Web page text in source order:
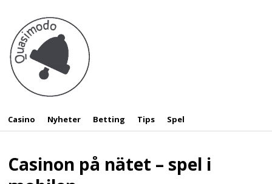
Casino Nyheter Betting Tips Spel
Casinon på nätet – spel i